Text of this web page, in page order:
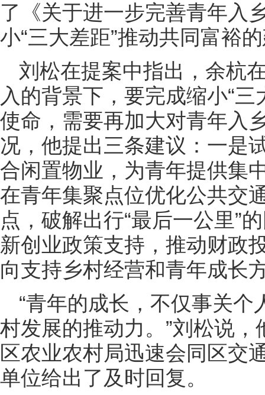
了《关于进一步完善青年入
小“三大差距”推动共同富裕
刘松在提案中指出，余杭
入的背景下，要完成缩小“
使命，需要再加大对青年入
况，他提出三条建议：一是
合闲置物业，为青年提供集
在青年集聚点位优化公共交
点，破解出行“最后一公里”
新创业政策支持，推动财政
向支持乡村经营和青年成长
“青年的成长，不仅事关
村发展的推动力。”刘松说
区农业农村局迅速会同区交
单位给出了及时回复。